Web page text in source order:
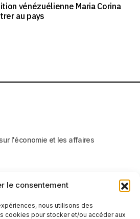
le consentement
nous utilisons des
cookies pour stocker et/ou accéder aux
vénézuélienne Maria Corina
au pays
l'économie et les affaires